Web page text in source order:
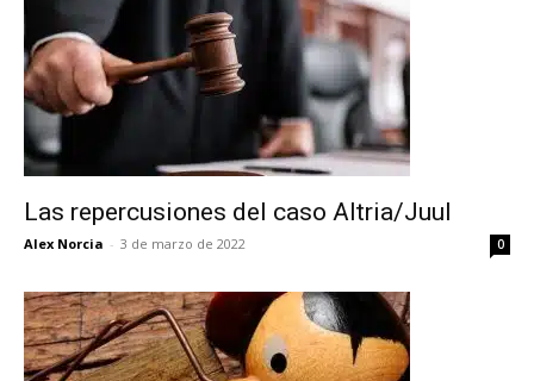
Las repercusiones del caso Altria/Juul
Alex Norcia - 3 de marzo de 2022 0